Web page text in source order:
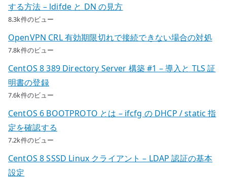
する方法 – ldifde と DN の見方
8.3k件のビュー
OpenVPN CRL 有効期限切れで接続できない場合の対処
7.8k件のビュー
CentOS 8 389 Directory Server 構築 #1 – 導入と TLS 証
明書の登録
7.6k件のビュー
CentOS 6 BOOTPROTO とは – ifcfg の DHCP / static 指
定を確認する
7.2k件のビュー
CentOS 8 SSSD Linux クライアント – LDAP 認証の基本
設定